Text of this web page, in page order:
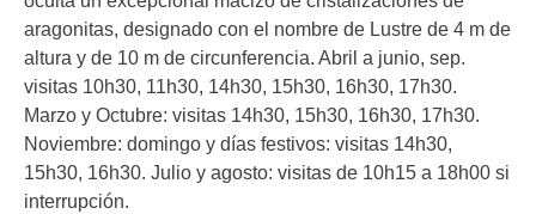
aragonitas, designado con el nombre de Lustre de 4 m de
altura y de 10 m de circunferencia. Abril a junio, sep.
visitas 10h30, 11h30, 14h30, 15h30, 16h30, 17h30.
Marzo y Octubre: visitas 14h30, 15h30, 16h30, 17h30.
Noviembre: domingo y días festivos: visitas 14h30,
15h30, 16h30. Julio y agosto: visitas de 10h15 a 18h00 si
interrupción.